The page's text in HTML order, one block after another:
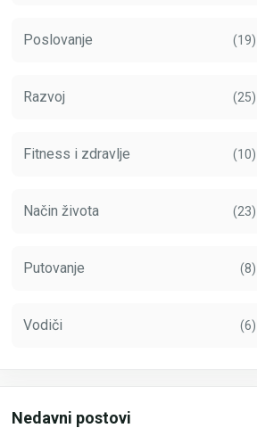
Poslovanje (19)
Razvoj (25)
Fitness i zdravlje (10)
Način života (23)
Putovanje (8)
Vodiči (6)
Nedavni postovi